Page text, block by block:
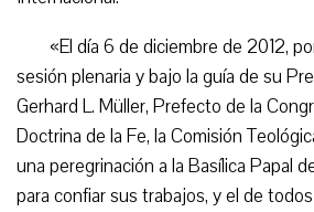
«El día 6 de diciembre de 2012,
sesión plenaria y bajo la guía de su
Gerhard L. Müller, Prefecto de la
Doctrina de la Fe, la Comisión
una peregrinación a la Basílica Papal
para confiar sus trabajos, y el de